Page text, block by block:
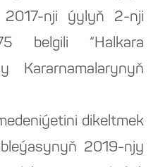
nji ýylyň 2-nji
belgili “Halkara
Kararnamalarynyň
dikeltmek
2019-njy